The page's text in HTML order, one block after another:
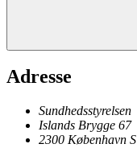
Adresse
Sundhedsstyrelsen
Islands Brygge 67
2300 København S